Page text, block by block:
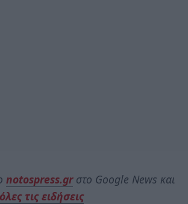
notospress.grστο Google News και
όλες τις ειδήσεις